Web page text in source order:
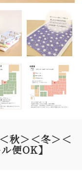
秋＞＜冬＞＜
便OK】